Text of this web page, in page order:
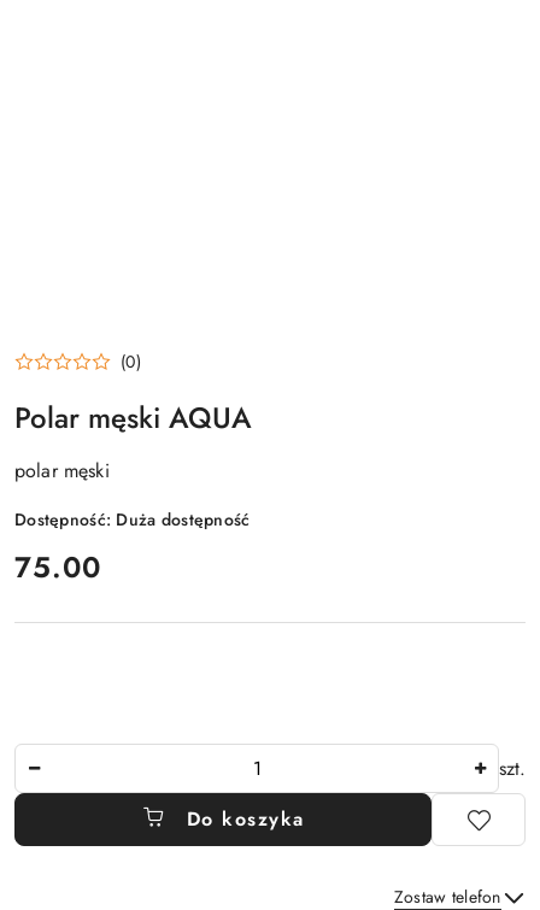
(0)
Polar męski AQUA
polar męski
Dostępność: Duża dostępność
cena:
75.00
szt.
Do koszyka
Zostaw telefon